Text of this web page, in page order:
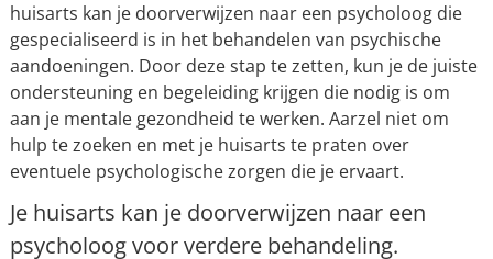
huisarts kan je doorverwijzen naar een psycholoog die
gespecialiseerd is in het behandelen van psychische
aandoeningen. Door deze stap te zetten, kun je de juiste
ondersteuning en begeleiding krijgen die nodig is om
aan je mentale gezondheid te werken. Aarzel niet om
hulp te zoeken en met je huisarts te praten over
eventuele psychologische zorgen die je ervaart.
Je huisarts kan je doorverwijzen naar een
psycholoog voor verdere behandeling.